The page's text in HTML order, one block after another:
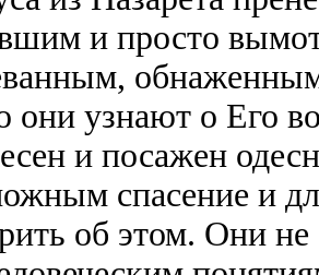
и просто
они узнают о Его
и посажен
спасение и
об этом. Они